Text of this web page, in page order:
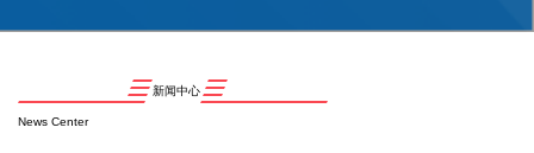
新闻中心
News Center